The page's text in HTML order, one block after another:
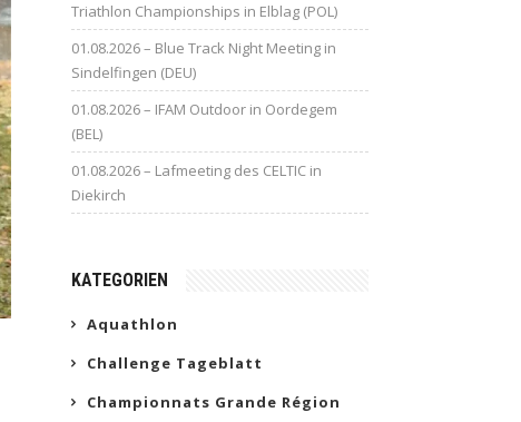
Triathlon Championships in Elblag (POL)
01.08.2026 – Blue Track Night Meeting in
Sindelfingen (DEU)
01.08.2026 – IFAM Outdoor in Oordegem
(BEL)
01.08.2026 – Lafmeeting des CELTIC in
Diekirch
KATEGORIEN
Aquathlon
Challenge Tageblatt
Championnats Grande Région